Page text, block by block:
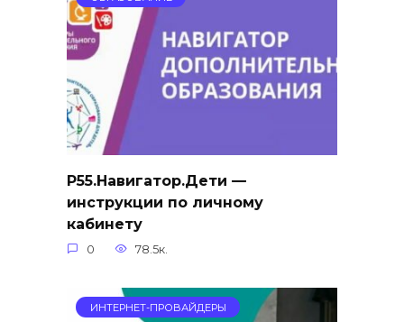
Р55.Навигатор.Дети —
инструкции по личному
кабинету
0 78.5к.
ИНТЕРНЕТ-ПРОВАЙДЕРЫ